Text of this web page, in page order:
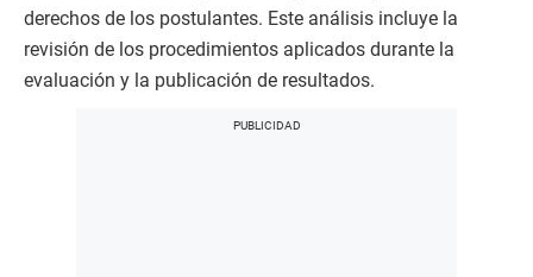
derechos de los postulantes. Este análisis incluye la
revisión de los procedimientos aplicados durante la
evaluación y la publicación de resultados.